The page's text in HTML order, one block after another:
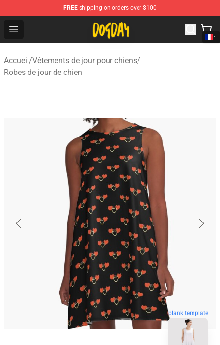
FREE shipping on orders over $100
Open menu
DogDay Store - Official DogDay Merchandise Shop
Accueil/Vêtements de jour pour chiens/
Robes de jour de chien
blank template